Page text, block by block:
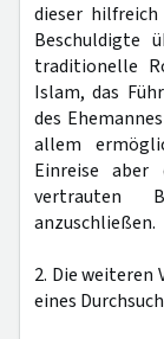
dieser
Beschuldigte
traditionelle
Islam, das
des
allem
Einreise
vertrauten
anzuschließen.
2. Die weiteren
eines